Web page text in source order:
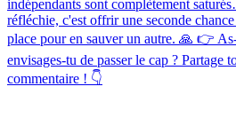
indépendants sont complètement
réfléchie, c'est offrir une seconde
place pour en sauver un autre. 🙏 👉
envisages-tu de passer le cap ? Partage
commentaire ! 👇